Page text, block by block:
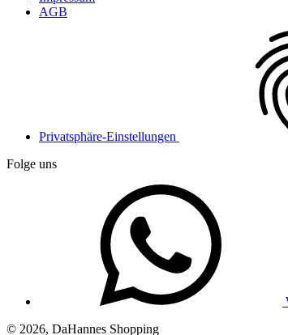
AGB
Privatsphäre-Einstellungen
Folge uns
© 2026, DaHannes Shopping